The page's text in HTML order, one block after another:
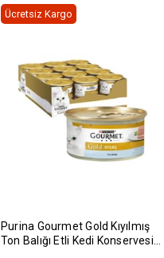
Purina Gourmet Gold Kıyılmış
Ton Balığı Etli Kedi Konservesi
Ücretsiz Kargo